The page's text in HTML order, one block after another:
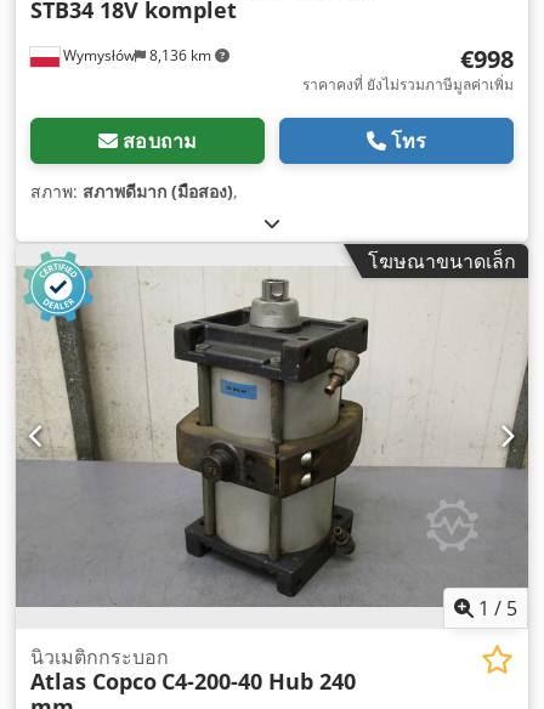
Wymysłów 8,136 km
STB34 18V komplet
€998
ราคาคงที่ ยังไม่รวมภาษีมูลค่าเพิ่ม
สอบถาม โทร
สภาพ: สภาพดีมาก (มือสอง),
โฆษณาขนาดเล็ก
1 / 5
นิวเมติกกระบอก
Atlas Copco C4-200-40 Hub 240